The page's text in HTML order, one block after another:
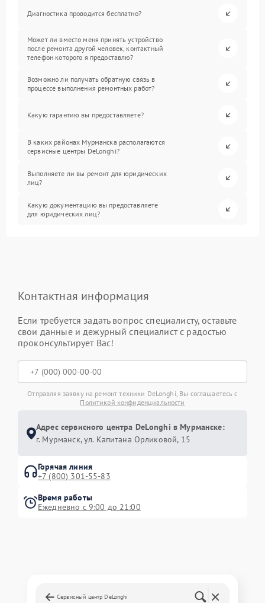
Диагностика проводится бесплатно?
Может ли вместо меня принять устройство
после ремонта другой человек, контактный
телефон которого я предоставлю?
Возможно ли получать обратную связь в
процессе выполнения ремонтных работ?
Какую гарантию вы предоставляете?
В каких районах Мурманска располагаются
сервисные центры DeLonghi?
Выполняете ли вы ремонт для юридических
лиц?
Какую документацию вы предоставляете
для юридических лиц?
Контактная информация
Если требуется задать вопрос специалисту, оставьте
свои данные и дежурный специалист с радостью
проконсультирует Вас!
Отправляя заявку на ремонт техники DeLonghi, Вы соглашаетесь с
Политикой конфиденциальности
Адрес сервисного центра DeLonghi в Мурманске:
г. Мурманск, ул. Капитана Орликовой, 15
Горячая линия
+7 (800) 301-55-83
Время работы
Ежедневно с 9:00 до 21:00
Сервисный центр DeLonghi